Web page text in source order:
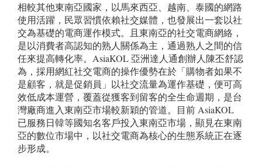
相較其他東南亞國家，以馬來西亞、越南、泰國的網路
使用活躍，民眾習慣依賴社交媒體，也發展出一套以社
交為基礎的電商運作模式。且東南亞的社交電商網絡，
是以消費者高認知的熟人關係為主，通過熟人之間的信
任來提高轉化率。AsiaKOL 亞洲達人通創辦人陳丕舒認
為，採用網紅社交電商的操作優勢在於「購物者如果不
是顧客，就是促銷員」以社交流量為運作基礎，便可高
效低成本運營，覆蓋從獲客到留客的全生命週期，是台
灣廠商進入東南亞市場較新穎的管道。目前 AsiaKOL
已服務日韓等國知名客戶投入東南亞市場，顯見在東南
亞的數位市場中，以社交電商為核心的生態系統正在逐
步形成。